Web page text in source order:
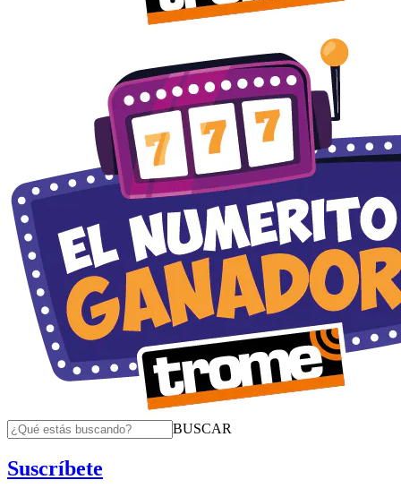
BUSCAR
Suscríbete